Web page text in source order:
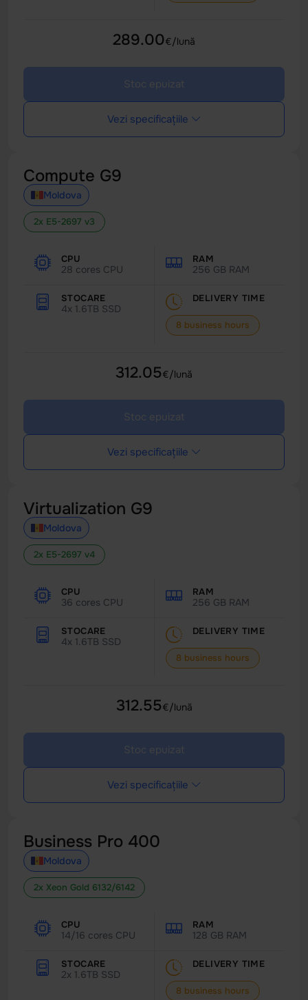
289.00€/lună
Stoc epuizat
Vezi specificațiile
Compute G9
Moldova
2x E5-2697 v3
CPU
28 cores CPU
RAM
256 GB RAM
STOCARE
4x 1.6TB SSD
DELIVERY TIME
8 business hours
312.05€/lună
Stoc epuizat
Vezi specificațiile
Virtualization G9
Moldova
2x E5-2697 v4
CPU
36 cores CPU
RAM
256 GB RAM
STOCARE
4x 1.6TB SSD
DELIVERY TIME
8 business hours
312.55€/lună
Stoc epuizat
Vezi specificațiile
Business Pro 400
Moldova
2x Xeon Gold 6132/6142
CPU
14/16 cores CPU
RAM
128 GB RAM
STOCARE
2x 1.6TB SSD
DELIVERY TIME
8 business hours